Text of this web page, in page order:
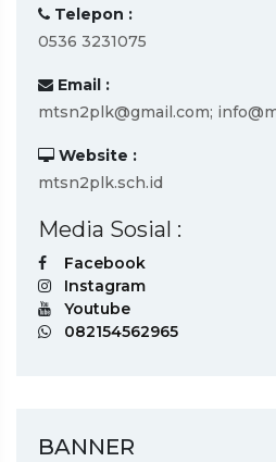
Telepon :
0536 3231075
Email :
mtsn2plk@gmail.com;
Website :
mtsn2plk.sch.id
Media Sosial :
Facebook
Instagram
Youtube
082154562965
BANNER